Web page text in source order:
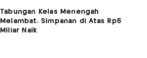
Tabungan Kelas Menengah
Melambat, Simpanan di Atas Rp5
Miliar Naik